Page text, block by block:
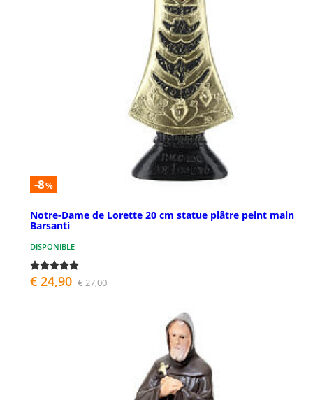
-8%
Notre-Dame de Lorette 20 cm statue plâtre peint main
Barsanti
DISPONIBLE
€ 24,90 € 27,00